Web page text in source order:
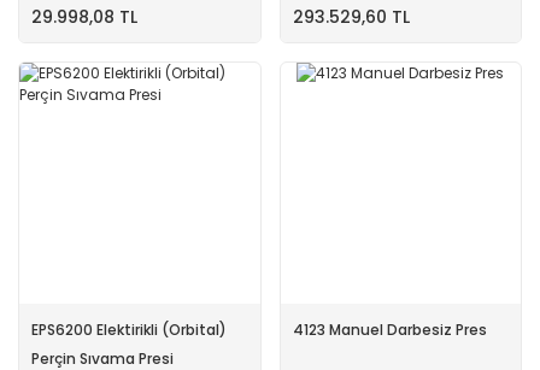
29.998,08 TL 293.529,60 TL
EPS6200 Elektirikli (Orbital)
Perçin Sıvama Presi
4123 Manuel Darbesiz Pres